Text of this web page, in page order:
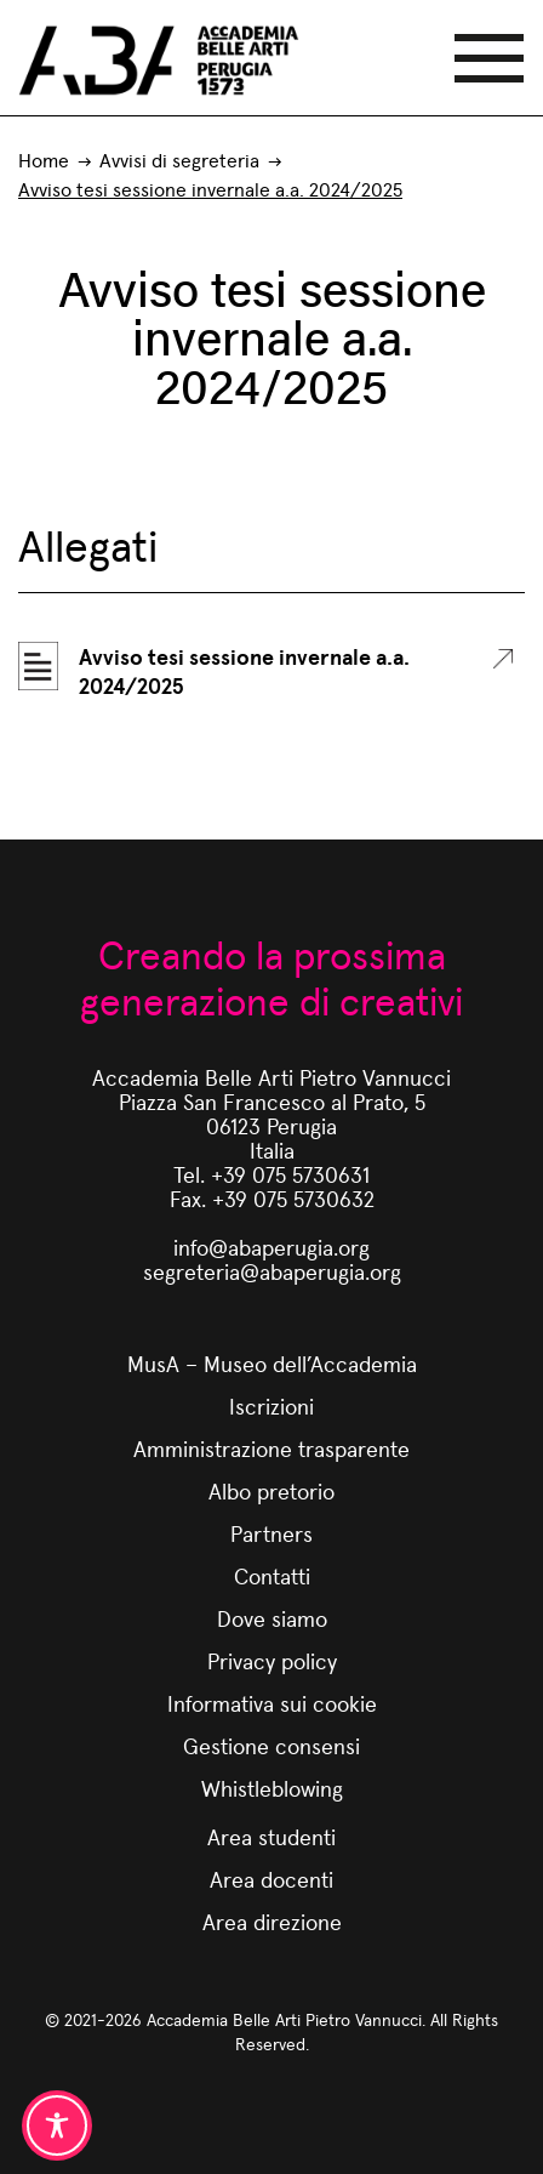
Home
Avvisi di segreteria
Avviso tesi sessione invernale a.a. 2024/2025
Avviso tesi sessione
invernale a.a.
2024/2025
Allegati
Avviso tesi sessione invernale a.a.
2024/2025
Creando la prossima
generazione di creativi
Accademia Belle Arti Pietro Vannucci
Piazza San Francesco al Prato, 5
06123 Perugia
Italia
Tel. +39 075 5730631
Fax. +39 075 5730632
info@abaperugia.org
segreteria@abaperugia.org
MusA – Museo dell’Accademia
Iscrizioni
Amministrazione trasparente
Albo pretorio
Partners
Contatti
Dove siamo
Privacy policy
Informativa sui cookie
Gestione consensi
Whistleblowing
Area studenti
Area docenti
Area direzione
© 2021-2026 Accademia Belle Arti Pietro Vannucci. All Rights
Reserved.